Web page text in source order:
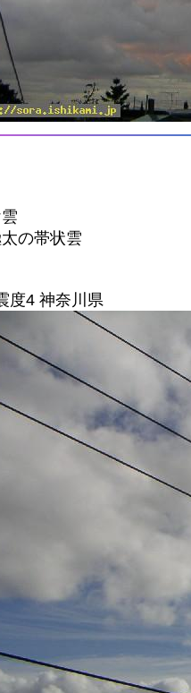
の帯状雲
度4 神奈川県